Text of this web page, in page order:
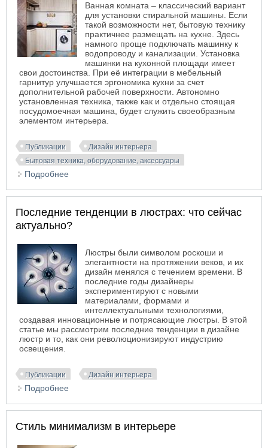
Ванная комната – классический вариант
для установки стиральной машины. Если
такой возможности нет, бытовую технику
практичнее размещать на кухне. Здесь
намного проще подключать машинку к
водопроводу и канализации. Установка
машинки на кухонной площади имеет
свои достоинства. При её интеграции в мебельный
гарнитур улучшается эргономика кухни за счет
дополнительной рабочей поверхности. Автономно
установленная техника, также как и отдельно стоящая
посудомоечная машина, будет служить своеобразным
элементом интерьера.
Публикации
Дизайн интерьера
Бытовая техника, оборудование, аксессуары
Подробнее
Последние тенденции в люстрах: что сейчас
актуально?
Люстры были символом роскоши и
элегантности на протяжении веков, и их
дизайн менялся с течением времени. В
последние годы дизайнеры
экспериментируют с новыми
материалами, формами и
интеллектуальными технологиями,
создавая инновационные и потрясающие люстры. В этой
статье мы рассмотрим последние тенденции в дизайне
люстр и то, как они революционизируют индустрию
освещения.
Публикации Дизайн интерьера
Подробнее
Стиль минимализм в интерьере